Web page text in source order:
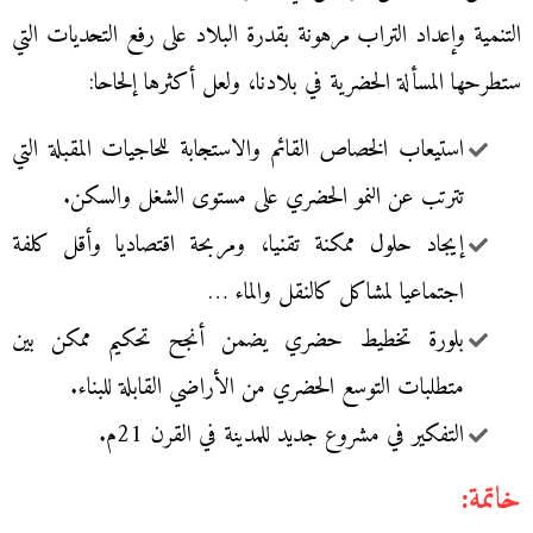
التنمية وإعداد التراب مرهونة بقدرة البلاد على رفع التحديات التي
ستطرحها المسألة الحضرية في بلادنا، ولعل أكثرها إلحاحا:
استيعاب الخصاص القائم والاستجابة للحاجيات المقبلة التي
تترتب عن النمو الحضري على مستوى الشغل والسكن.
إيجاد حلول ممكنة تقنيا، ومربحة اقتصاديا وأقل كلفة
اجتماعيا لمشاكل كالنقل والماء …
بلورة تخطيط حضري يضمن أنجح تحكيم ممكن بين
متطلبات التوسع الحضري من الأراضي القابلة للبناء.
التفكير في مشروع جديد للمدينة في القرن 21م.
خاتمة: